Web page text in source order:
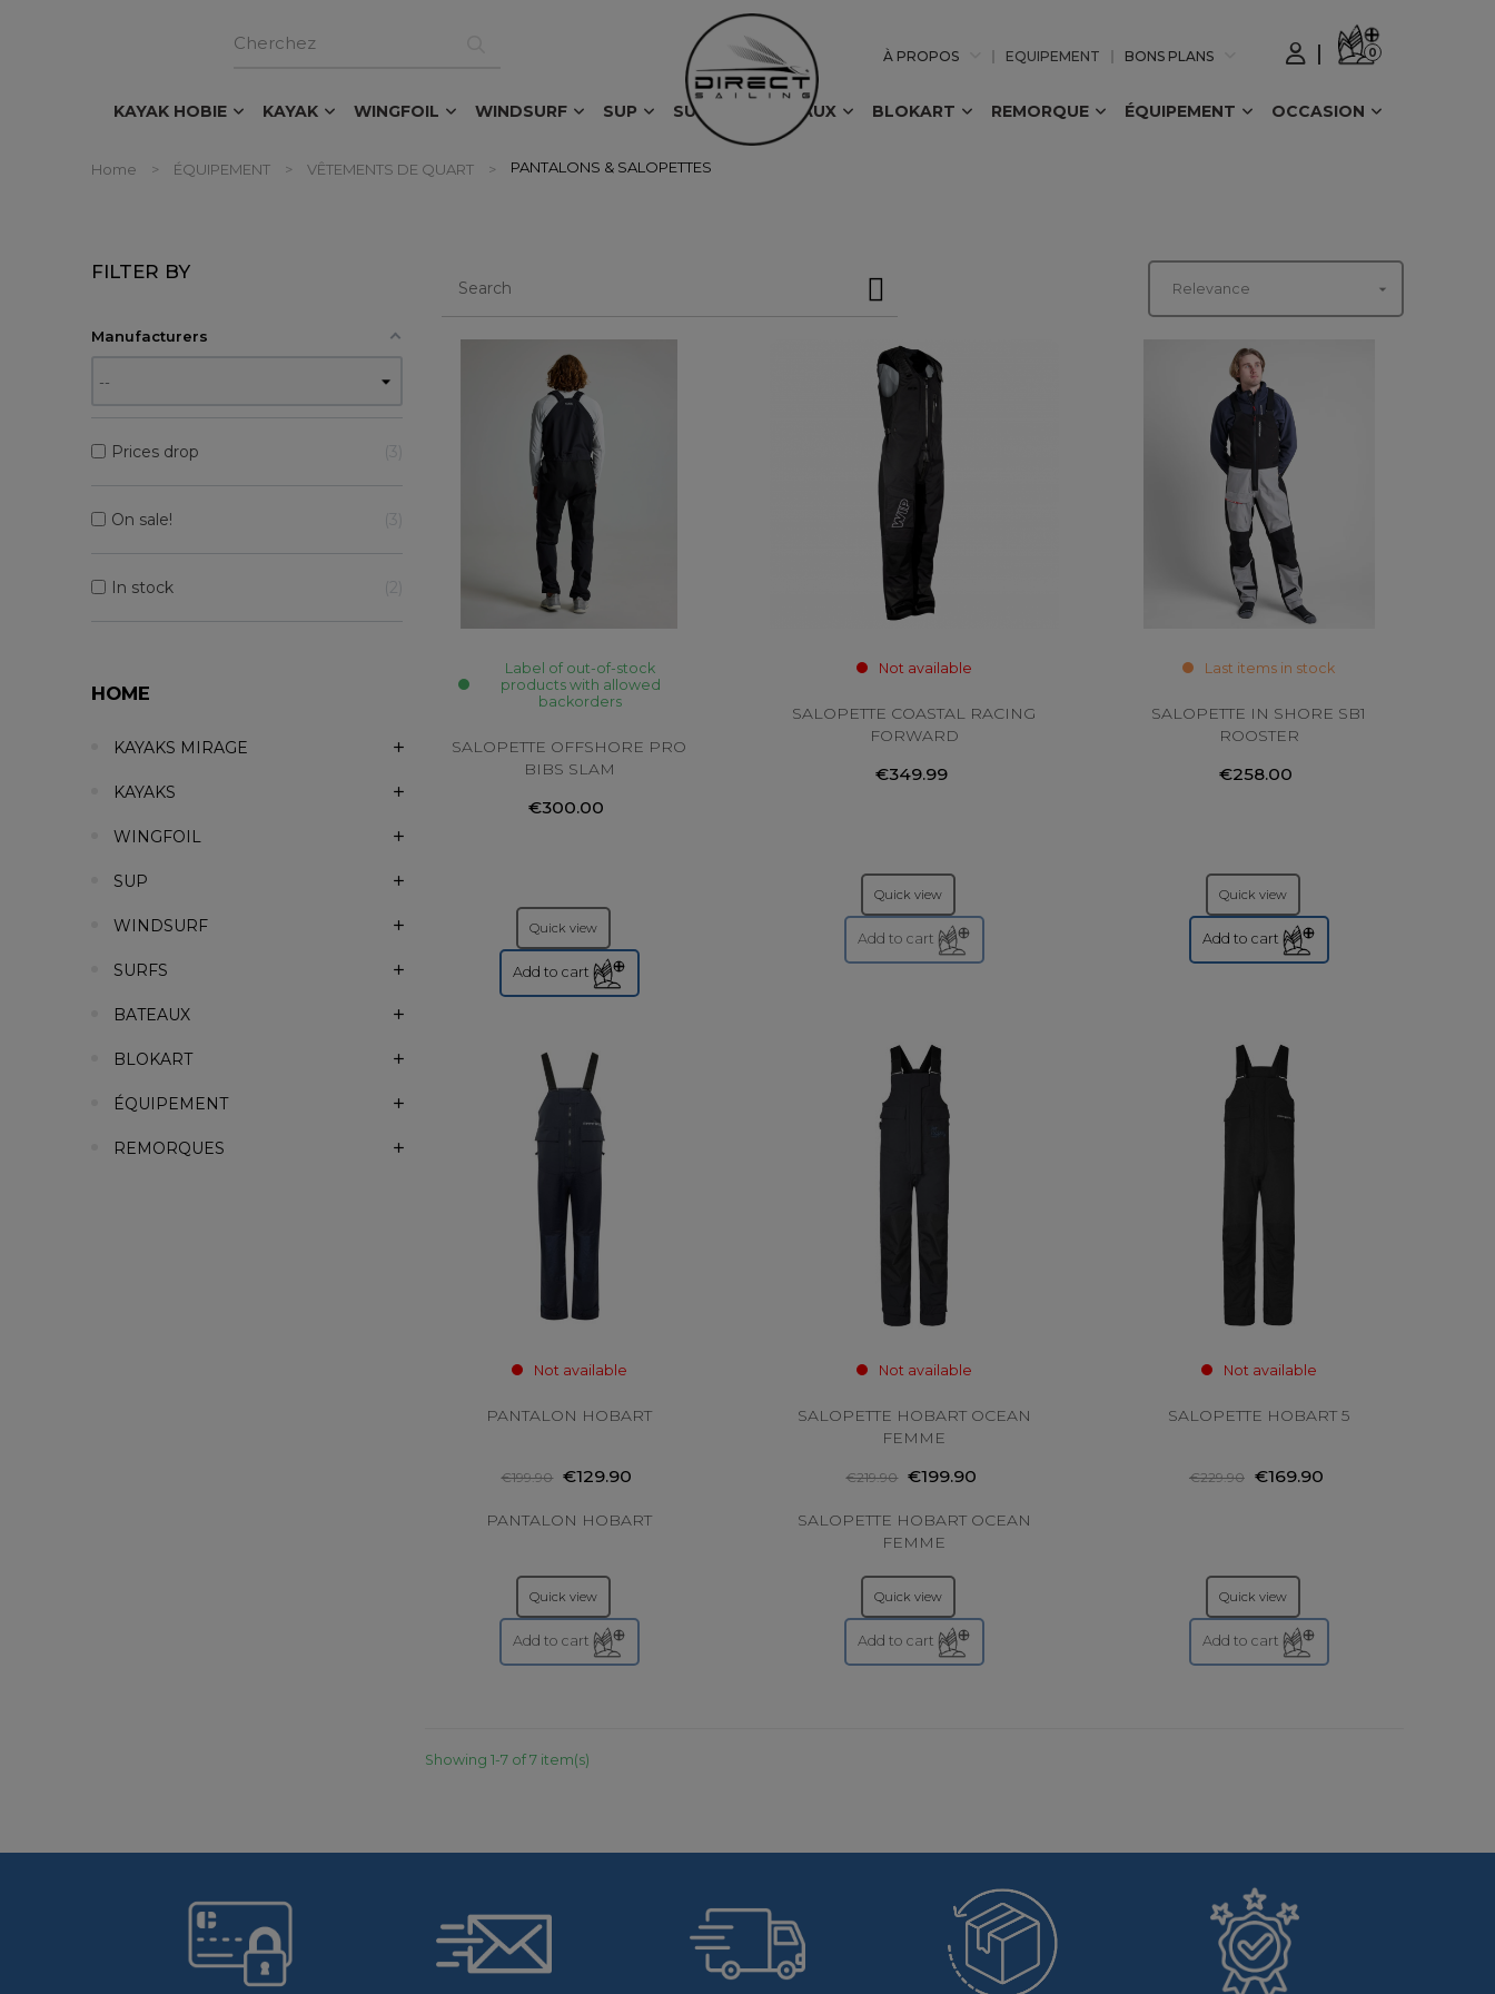
À PROPOS EQUIPEMENT BONS PLANS 0
KAYAK HOBIE KAYAK WINGFOIL WINDSURF SUP SURF BATEAUX BLOKART REMORQUE ÉQUIPEMENT OCCASION
Home ÉQUIPEMENT VÊTEMENTS DE QUART PANTALONS & SALOPETTES
FILTER BY
Manufacturers
Prices drop 3
On sale! 3
In stock 2
HOME
KAYAKS MIRAGE
KAYAKS
WINGFOIL
SUP
WINDSURF
SURFS
BATEAUX
BLOKART
ÉQUIPEMENT
REMORQUES
Relevance 
Label of out-of-stock
products with allowed
backorders
SALOPETTE OFFSHORE PRO
BIBS SLAM
€300.00
Quick view
Add to cart
Not available
SALOPETTE COASTAL RACING
FORWARD
€349.99
Quick view
Add to cart
Last items in stock
SALOPETTE IN SHORE SB1
ROOSTER
€258.00
Quick view
Add to cart
Not available
PANTALON HOBART
€199.90 €129.90
PANTALON HOBART
Quick view
Add to cart
Not available
SALOPETTE HOBART OCEAN
FEMME
€219.90 €199.90
SALOPETTE HOBART OCEAN
FEMME
Quick view
Add to cart
Not available
SALOPETTE HOBART 5
€229.90 €169.90
Quick view
Add to cart
Showing 1-7 of 7 item(s)